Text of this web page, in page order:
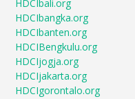
HDCIbali.org
HDCIbangka.org
HDCIbanten.org
HDCIBengkulu.org
HDCIjogja.org
HDCIjakarta.org
HDCIgorontalo.org